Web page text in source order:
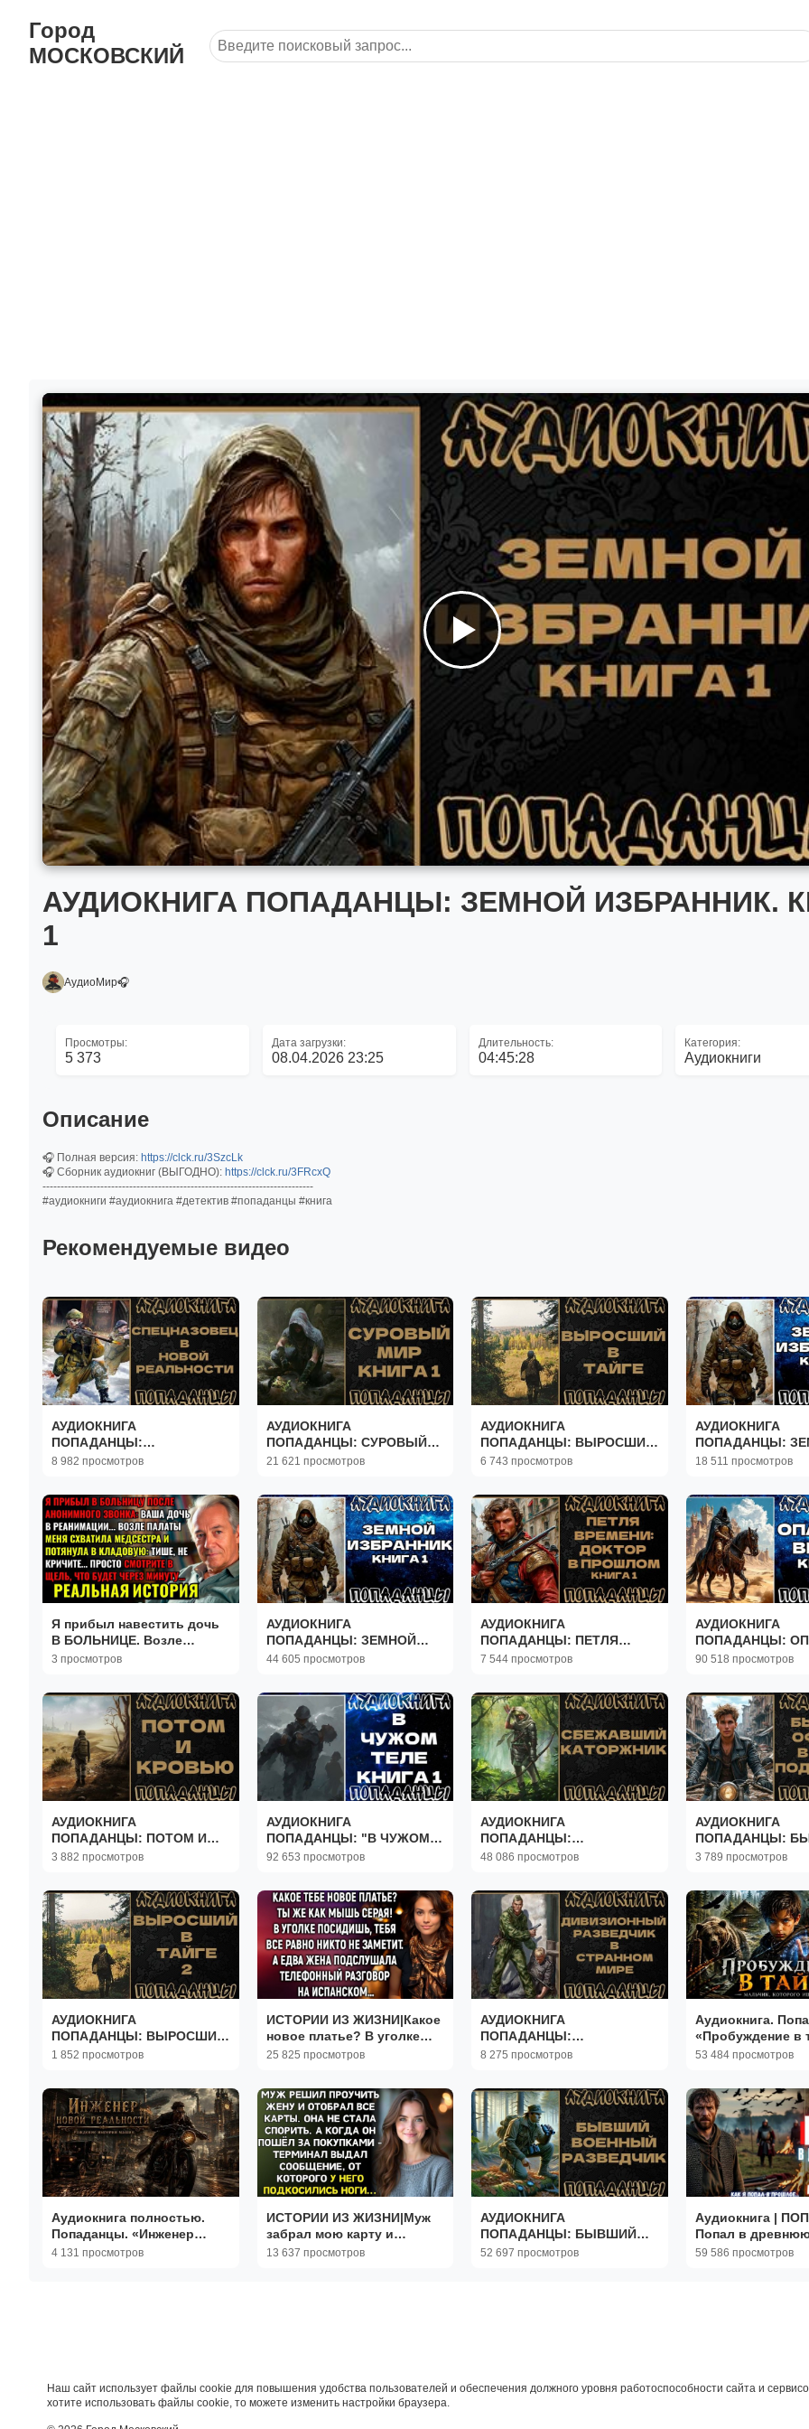
Город
МОСКОВСКИЙ
АУДИОКНИГА ПОПАДАНЦЫ: ЗЕМНОЙ ИЗБРАННИК.
1
АудиоМир🎧
Просмотры:
5 373
Дата загрузки:
08.04.2026 23:25
Длительность:
04:45:28
Категория:
Аудиокниги
Описание
🎧 Полная версия: https://clck.ru/3SzcLk
🎧 Сборник аудиокниг (ВЫГОДНО): https://clck.ru/3FRcxQ
---------------------------------------------------------------------------
#аудиокниги #аудиокнига #детектив #попаданцы #книга
Рекомендуемые видео
АУДИОКНИГА
ПОПАДАНЦЫ:
СПЕЦНАЗОВЕЦ В НОВОЙ
8 982 просмотров
АУДИОКНИГА
ПОПАДАНЦЫ: СУРОВЫЙ
МИР. КНИГА 1
21 621 просмотров
АУДИОКНИГА
ПОПАДАНЦЫ: ВЫРОСШИЙ
В ТАЙГЕ. КНИГА 1
6 743 просмотров
АУДИОКНИГА
ПОПАДАНЦЫ:
ИЗБРАННИК.
18 511 просмотров
Я прибыл навестить дочь
В БОЛЬНИЦЕ. Возле
палаты МЕНЯ СХВАТИЛА
3 просмотров
АУДИОКНИГА
ПОПАДАНЦЫ: ЗЕМНОЙ
ИЗБРАННИК. КНИГА 1
44 605 просмотров
АУДИОКНИГА
ПОПАДАНЦЫ: ПЕТЛЯ
ВРЕМЕНИ - ДОКТОР В
7 544 просмотров
АУДИОКНИГА
ПОПАДАНЦЫ:
ВЫБОР. КНИГА 1
90 518 просмотров
АУДИОКНИГА
ПОПАДАНЦЫ: ПОТОМ И
КРОВЬЮ. КНИГА 1
3 882 просмотров
АУДИОКНИГА
ПОПАДАНЦЫ: "В ЧУЖОМ
ТЕЛЕ". КНИГА 1
92 653 просмотров
АУДИОКНИГА
ПОПАДАНЦЫ:
СБЕЖАВШИЙ КАТОРЖНИ.
48 086 просмотров
АУДИОКНИГА
ПОПАДАНЦЫ:
ОФИЦЕР В ТЕЛЕ
3 789 просмотров
АУДИОКНИГА
ПОПАДАНЦЫ: ВЫРОСШИЙ
В ТАЙГЕ. КНИГА 2
1 852 просмотров
ИСТОРИИ ИЗ ЖИЗНИ|Какое
новое платье? В уголке
посидишь|РЕАЛЬНЫЕ
25 825 просмотров
АУДИОКНИГА
ПОПАДАНЦЫ:
ДИВИЗИОННЫЙ
8 275 просмотров
Аудиокнига.
«Пробуждение в
Книга 1 из 3
53 484 просмотров
Аудиокнига полностью.
Попаданцы. «Инженер
новой реальности» Книга 1
4 131 просмотров
ИСТОРИИ ИЗ ЖИЗНИ|Муж
забрал мою карту и
заявил|РЕАЛЬНЫЕ
13 637 просмотров
АУДИОКНИГА
ПОПАДАНЦЫ: БЫВШИЙ
ВОЕННЫЙ РАЗВЕДЧИК
52 697 просмотров
Аудиокнига |
Попал в
59 586 просмотров
Наш сайт использует файлы cookie для повышения удобства пользователей и обеспечения должного уровня работоспособности сайта и
хотите использовать файлы cookie, то можете изменить настройки браузера.